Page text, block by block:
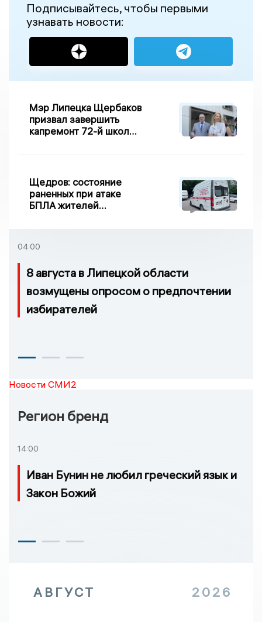
Подписывайтесь, чтобы первыми
узнавать новости:
Мэр Липецка Щербаков
призвал завершить
капремонт 72-й школы
Щедров: состояние
раненных при атаке
БПЛА жителей
04:00
8 августа в Липецкой области
возмущены опросом о предпочтении
избирателей
Новости СМИ2
Регион бренд
14:00
Иван Бунин не любил греческий язык и
Закон Божий
АВГУСТ 2026